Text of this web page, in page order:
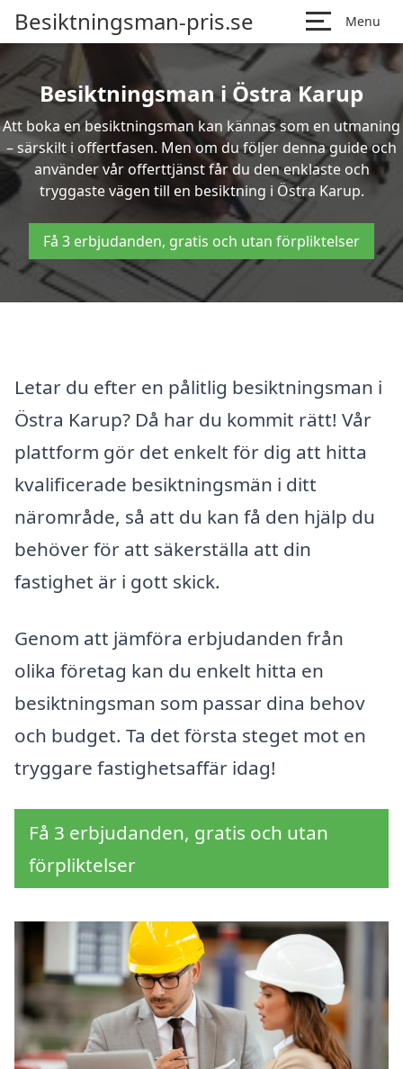
Besiktningsman-pris.se Menu
Besiktningsman i Östra Karup
Att boka en besiktningsman kan kännas som en utmaning
– särskilt i offertfasen. Men om du följer denna guide och
använder vår offerttjänst får du den enklaste och
tryggaste vägen till en besiktning i Östra Karup.
Få 3 erbjudanden, gratis och utan förpliktelser
Letar du efter en pålitlig besiktningsman i
Östra Karup? Då har du kommit rätt! Vår
plattform gör det enkelt för dig att hitta
kvalificerade besiktningsmän i ditt
närområde, så att du kan få den hjälp du
behöver för att säkerställa att din
fastighet är i gott skick.
Genom att jämföra erbjudanden från
olika företag kan du enkelt hitta en
besiktningsman som passar dina behov
och budget. Ta det första steget mot en
tryggare fastighetsaffär idag!
Få 3 erbjudanden, gratis och utan
förpliktelser